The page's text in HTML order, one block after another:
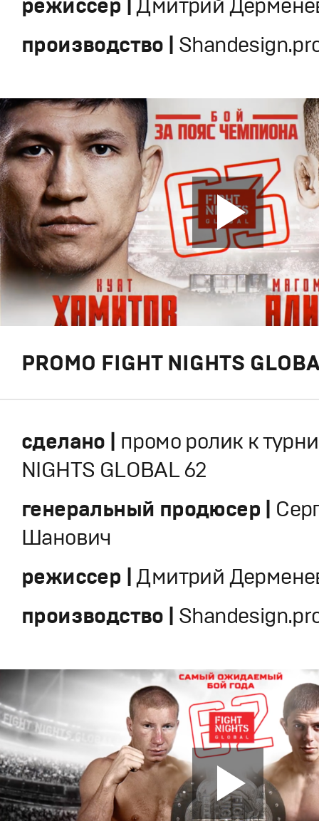
режиссер |Дмитрий
производство |
PROMO FIGHT NIGHTS
сделано | промо ролик к
NIGHTS GLOBAL 62
генеральный продюсер |
Шанович
режиссер |Дмитрий
производство |